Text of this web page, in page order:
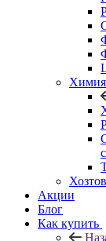
Химия
Акции
Блог
Как купить